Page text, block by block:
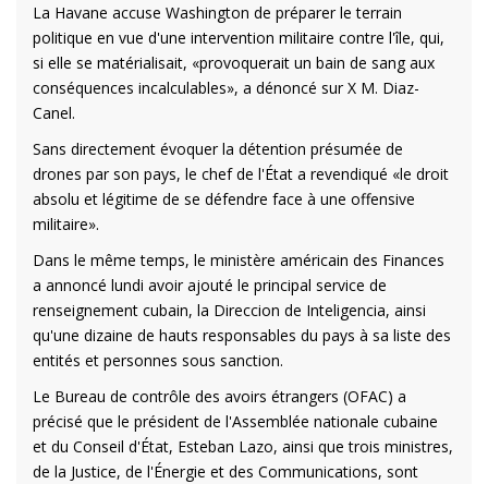
La Havane accuse Washington de préparer le terrain
politique en vue d'une intervention militaire contre l'île, qui,
si elle se matérialisait, «provoquerait un bain de sang aux
conséquences incalculables», a dénoncé sur X M. Diaz-
Canel.
Sans directement évoquer la détention présumée de
drones par son pays, le chef de l'État a revendiqué «le droit
absolu et légitime de se défendre face à une offensive
militaire».
Dans le même temps, le ministère américain des Finances
a annoncé lundi avoir ajouté le principal service de
renseignement cubain, la Direccion de Inteligencia, ainsi
qu'une dizaine de hauts responsables du pays à sa liste des
entités et personnes sous sanction.
Le Bureau de contrôle des avoirs étrangers (OFAC) a
précisé que le président de l'Assemblée nationale cubaine
et du Conseil d'État, Esteban Lazo, ainsi que trois ministres,
de la Justice, de l'Énergie et des Communications, sont